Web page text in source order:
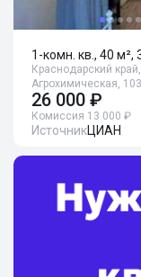
1-комн. кв., 40 м²,
Краснодарский
Агрохимическая, 103
26 000 ₽
Комиссия 13 000 ₽
ИсточникЦИАН